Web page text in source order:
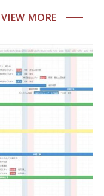
VIEW MORE